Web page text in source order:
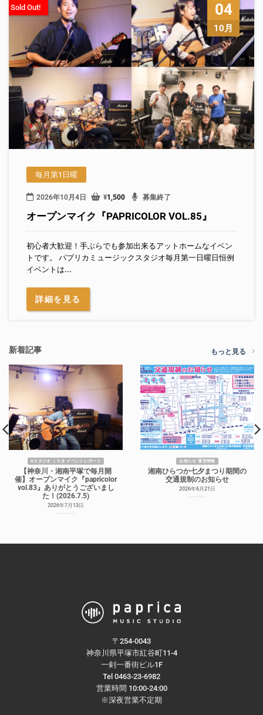
04
10月
Sold Out!
毎月第1日曜
2026年10月4日 ¥1,500 募集終了
オープンマイク『PAPRICOLOR VOL.85』
初心者大歓迎！手ぶらでも参加出来るアットホームなイベン
トです。 パプリカミュージックスタジオ毎月第一日曜日恒例
イベントは...
詳細を見る
新着記事 もっと見る
Aスタジオ くろき イベントレポート
【神奈川・湘南平塚で毎月開
催】オープンマイク『papricolor
vol.83』ありがとうございまし
た！(2026.7.5)
2026年7月13日
お知らせ 運営情報
湘南ひらつか七夕まつり期間の
交通規制のお知らせ
2026年6月21日
〒254-0043
神奈川県平塚市紅谷町11-4
一剣一番街ビル1F
Tel 0463-23-6982
営業時間 10:00-24:00
※深夜営業不定期